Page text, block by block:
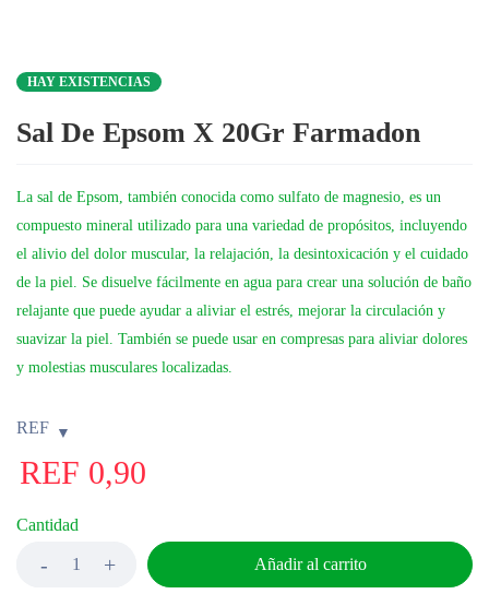
HAY EXISTENCIAS
Sal De Epsom X 20Gr Farmadon
La sal de Epsom, también conocida como sulfato de magnesio, es un
compuesto mineral utilizado para una variedad de propósitos, incluyendo
el alivio del dolor muscular, la relajación, la desintoxicación y el cuidado
de la piel. Se disuelve fácilmente en agua para crear una solución de baño
relajante que puede ayudar a aliviar el estrés, mejorar la circulación y
suavizar la piel. También se puede usar en compresas para aliviar dolores
y molestias musculares localizadas.
REF
REF 0,90
Cantidad
Añadir al carrito